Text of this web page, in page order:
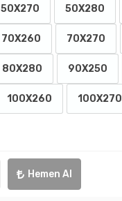
50X270 50X280
70X260 70X270
80X280 90X250
100X260 100X270
Hemen Al